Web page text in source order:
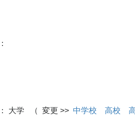
：
： 大学 （ 変更 >> 中学校 高校